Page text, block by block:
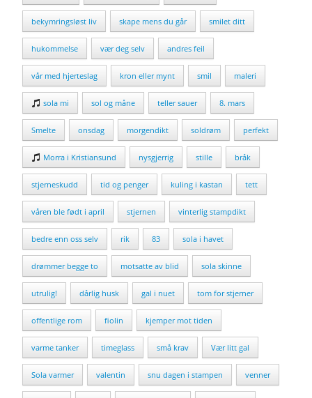
bekymringsløst liv skape mens du går smilet ditt
hukommelse vær deg selv andres feil
vår med hjerteslag kron eller mynt smil maleri
sola mi sol og måne teller sauer 8. mars
Smelte onsdag morgendikt soldrøm perfekt
Morra i Kristiansund nysgjerrig stille bråk
stjerneskudd tid og penger kuling i kastan tett
våren ble født i april stjernen vinterlig stampdikt
bedre enn oss selv rik 83 sola i havet
drømmer begge to motsatte av blid sola skinne
utrulig! dårlig husk gal i nuet tom for stjerner
offentlige rom fiolin kjemper mot tiden
varme tanker timeglass små krav Vær litt gal
Sola varmer valentin snu dagen i stampen venner